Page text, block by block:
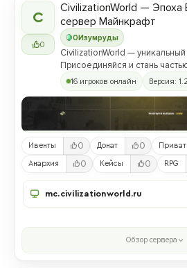
C
0
0Изумруды
CivilizationWorld — Эпоха
сервер Майнкрафт
CivilizationWorld — уникальный
Присоединяйся и стань
противостояния между
16 игроков онлайн Версия:
Ивенты 0 Донат 0 Приват
Анархия 0 Кейсы 0 RPG
mc.civilizationworld.ru
Обзор сервера